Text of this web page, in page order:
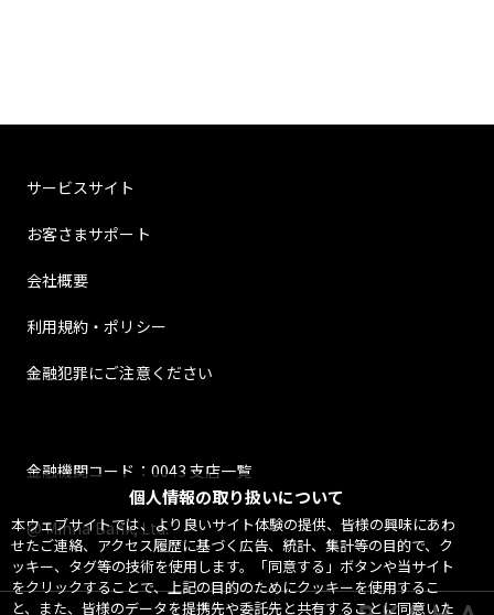
個人情報の取り扱いについて
本ウェブサイトでは、より良いサイト体験の提供、皆様の興味にあわ
せたご連絡、アクセス履歴に基づく広告、統計、集計等の目的で、ク
ッキー、タグ等の技術を使用します。「同意する」ボタンや当サイト
をクリックすることで、上記の目的のためにクッキーを使用するこ
と、また、皆様のデータを提携先や委託先と共有することに同意いた
サービスサイト
お客さまサポート
会社概要
利用規約・ポリシー
金融犯罪にご注意ください
金融機関コード：0043 支店一覧
@ Minna Bank, Ltd.